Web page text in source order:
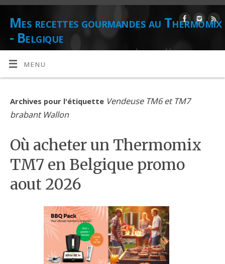
Mes recettes gourmandes au Thermomix
- Belgique
DE L'AUTEUR CULINAIRE ET CONSEILLÈRE AGRÉÉE THERMOMIX
DANIELLE LIONS
MENU
Archives pour l'étiquette Vendeuse TM6 et TM7
brabant Wallon
Où acheter un Thermomix
TM7 en Belgique promo
aout 2026